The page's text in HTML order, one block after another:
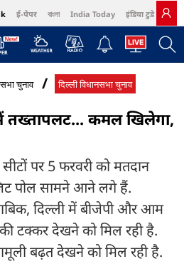
ई-पेपर বাংলা India Today इंडिया टुडे हिंदी
Harper's Bazaar Northeast
चुनाव दिल्ली विधानसभा चुनाव
तख्तापलट... कमल खिलेगा,
पर 5 फरवरी को मतदान
पोल सामने आने लगे हैं.
दिल्ली में बीजेपी और आम
टक्कर देखने को मिल रही है.
बढ़त देखने को मिल रही है.